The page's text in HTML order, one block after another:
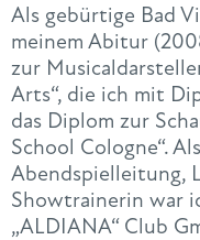
Als gebürtige Bad
meinem Abitur
zur
Arts“, die ich mit
das Diplom zur
School Cologne“.
Abendspielleitung,
Showtrainerin war
„ALDIANA“ Club